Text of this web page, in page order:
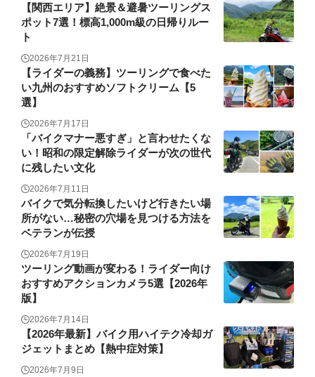
【関西エリア】絶景＆避暑ツーリングス
ポット7選！標高1,000m級の日帰りルー
ト
2026年7月21日
【ライダーの義務】ツーリングで食べた
い九州のおすすめソフトクリーム【5
選】
2026年7月17日
「バイクマナー悪すぎ」と言わせたくな
い！昭和の限定解除ライダーが次の世代
に残したい文化
2026年7月11日
バイクで気分転換したいけど行きたい場
所がない…秘密の穴場を見つける方法を
ベテランが伝授
2026年7月19日
ツーリング動画が変わる！ライダー向け
おすすめアクションカメラ5選【2026年
版】
2026年7月14日
【2026年最新】バイク用ハイテク冷却ガ
ジェットまとめ【熱中症対策】
2026年7月9日